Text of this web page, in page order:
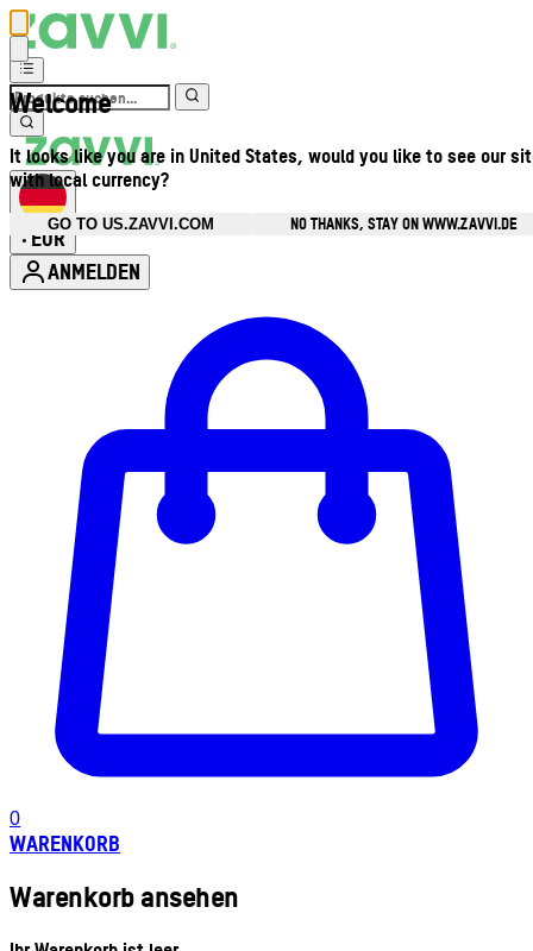
Welcome
It looks like you are in United States, would you like to see our
with local currency?
GO TO US.ZAVVI.COM
NO THANKS, STAY ON WWW.ZAVVI.DE
• EUR
ANMELDEN
0
WARENKORB
Warenkorb ansehen